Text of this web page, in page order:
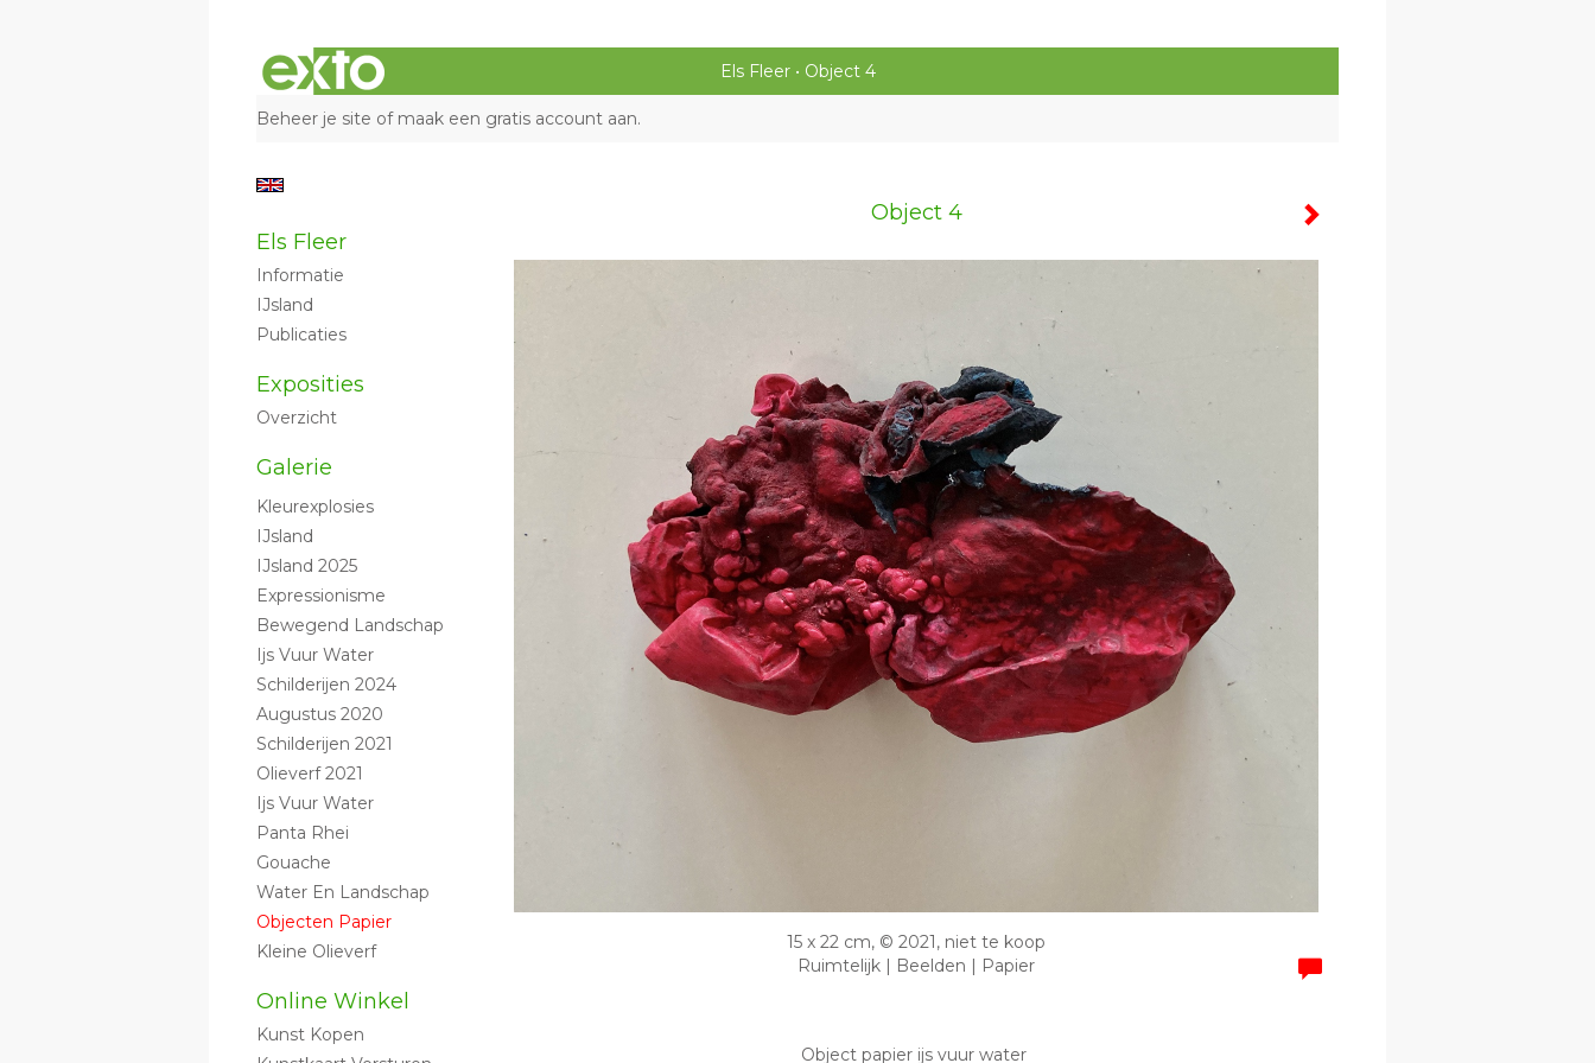
Els Fleer Object 4
Beheer je site of maak een gratis account aan.
Object 4
15 x 22 cm, © 2021, niet te koop
Ruimtelijk | Beelden | Papier
Object papier ijs vuur water
Els Fleer
Informatie
IJsland
Publicaties
Exposities
Overzicht
Galerie
Kleurexplosies
IJsland
IJsland 2025
Expressionisme
Bewegend Landschap
Ijs Vuur Water
Schilderijen 2024
Augustus 2020
Schilderijen 2021
Olieverf 2021
Ijs Vuur Water
Panta Rhei
Gouache
Water En Landschap
Objecten Papier
Kleine Olieverf
Online Winkel
Kunst Kopen